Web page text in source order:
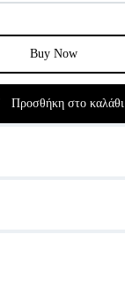
Προσθήκη στο καλάθι
Buy Now